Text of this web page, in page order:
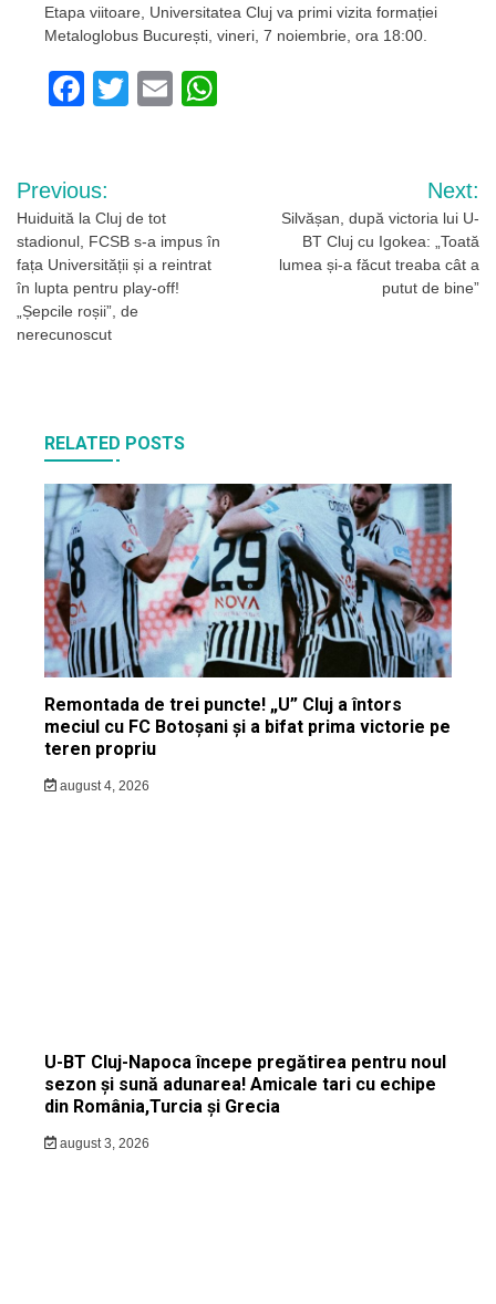
Etapa viitoare, Universitatea Cluj va primi vizita formației
Metaloglobus București, vineri, 7 noiembrie, ora 18:00.
Facebook
Twitter
Email
Navigare
în
articole
Previous:
Huiduită la Cluj de tot
stadionul, FCSB s-a impus în
fața Universității și a reintrat
în lupta pentru play-off!
„Șepcile roșii”, de
nerecunoscut
Next:
Silvășan, după victoria lui U-
BT Cluj cu Igokea: „Toată
lumea și-a făcut treaba cât a
putut de bine”
RELATED POSTS
Remontada de trei puncte! „U” Cluj a întors
meciul cu FC Botoșani și a bifat prima victorie pe
teren propriu
august 4, 2026
U-BT Cluj-Napoca începe pregătirea pentru noul
sezon și sună adunarea! Amicale tari cu echipe
din România,Turcia și Grecia
august 3, 2026